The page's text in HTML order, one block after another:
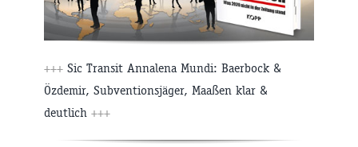
+++ Sic Transit Annalena Mundi: Baerbock &
Özdemir, Subventionsjäger, Maaßen klar &
deutlich +++